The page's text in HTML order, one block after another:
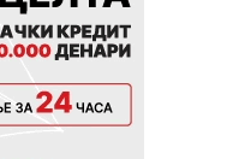
историски
му биле одземени
и Грците денес
се „народ
пред еден век јасно
пред сто години тој